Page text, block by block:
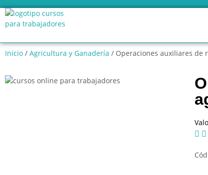
Inicio / Agricultura y Ganadería / Operaciones auxiliares de
 